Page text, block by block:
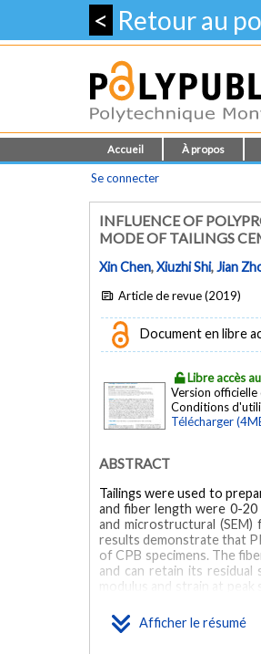
< Retour au
Accueil À propos
Se connecter
INFLUENCE OF
MODE OF TAILINGS
Xin Chen,Xiuzhi Shi,Jian
Article de revue (2019)
Document en libre
Libre accès
Version
Conditions
Télécharger
Afficher le résumé
ABSTRACT
Tailings were used to
and fiber length were 0-
and microstructural
results demonstrate that
of CPB specimens. The
and can retain its
modulus and strain at
mode of fiber is pulled
believed to have